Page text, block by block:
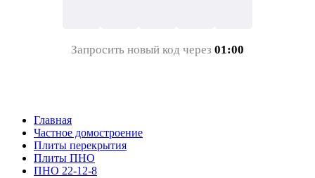
Запросить новый код через 01:00
Главная
Частное домостроение
Плиты перекрытия
Плиты ПНО
ПНО 22-12-8